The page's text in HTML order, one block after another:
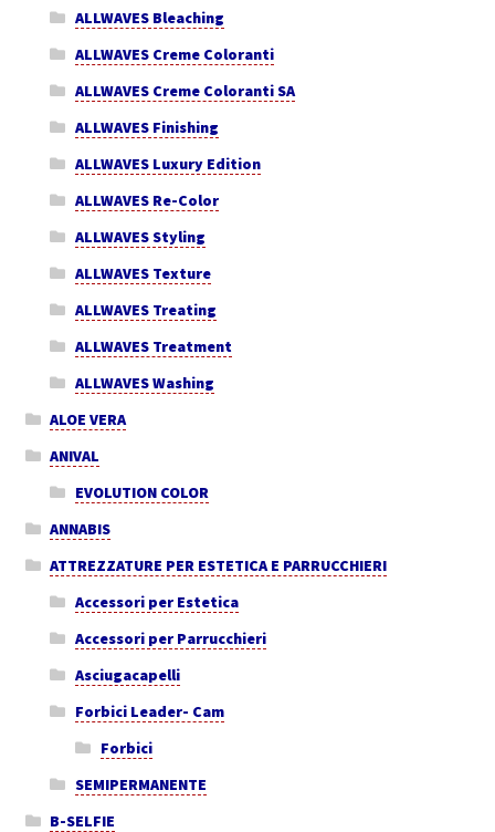
ALLWAVES Bleaching
ALLWAVES Creme Coloranti
ALLWAVES Creme Coloranti SA
ALLWAVES Finishing
ALLWAVES Luxury Edition
ALLWAVES Re-Color
ALLWAVES Styling
ALLWAVES Texture
ALLWAVES Treating
ALLWAVES Treatment
ALLWAVES Washing
ALOE VERA
ANIVAL
EVOLUTION COLOR
ANNABIS
ATTREZZATURE PER ESTETICA E PARRUCCHIERI
Accessori per Estetica
Accessori per Parrucchieri
Asciugacapelli
Forbici Leader- Cam
Forbici
SEMIPERMANENTE
B-SELFIE